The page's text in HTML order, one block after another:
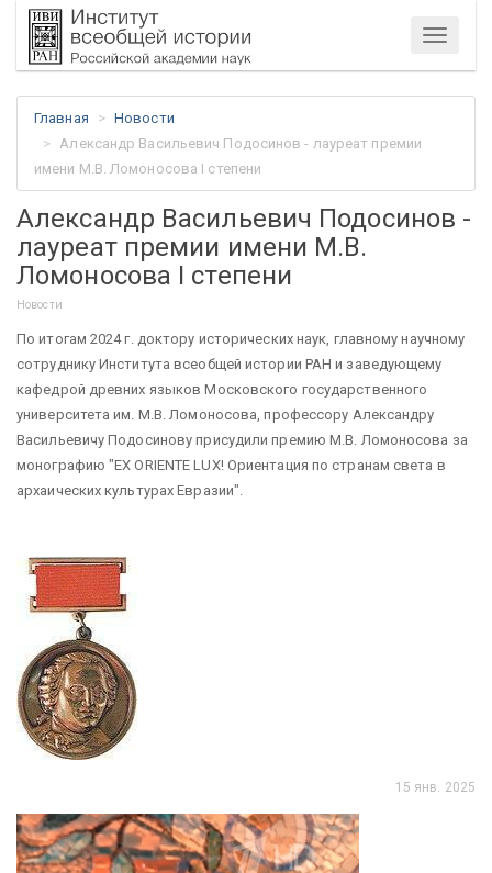
Меню
Главная
Новости
Александр Васильевич Подосинов - лауреат премии
имени М.В. Ломоносова I степени
Александр Васильевич Подосинов -
лауреат премии имени М.В.
Ломоносова I степени
Новости
По итогам 2024 г. доктору исторических наук, главному научному
сотруднику Института всеобщей истории РАН и заведующему
кафедрой древних языков Московского государственного
университета им. М.В. Ломоносова, профессору Александру
Васильевичу Подосинову присудили премию М.В. Ломоносова за
монографию "EX ORIENTE LUX! Ориентация по странам света в
архаических культурах Евразии".
15 янв. 2025